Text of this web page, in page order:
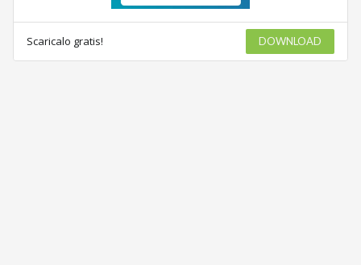
Scaricalo gratis! DOWNLOAD